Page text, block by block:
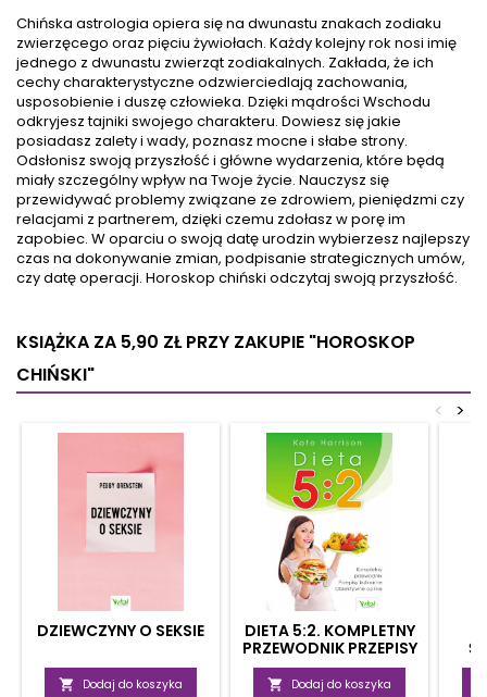
prawdziwemu rozwojowi
duchowemu. Dzięki tej
lekturze dowiesz się, jak
praktyki duchowe, takie jak
czantowanie czy medytacje,
pomogły Tinie Turner
poradzić sobie z wieloma...
narzędzie pracy każdego
astrologa. Dzięki tej książce
będziesz wiedział, jak
precyzyjnie wyznaczać domy
horoskopu według
wszystkich stosowanych
aktualnie...
Chińska astrologia opiera się na dwunastu znakach zodiaku
zwierzęcego oraz pięciu żywiołach. Każdy kolejny rok nosi imię
jednego z dwunastu zwierząt zodiakalnych. Zakłada, że ich
cechy charakterystyczne odzwierciedlają zachowania,
usposobienie i duszę człowieka. Dzięki mądrości Wschodu
odkryjesz tajniki swojego charakteru. Dowiesz się jakie
posiadasz zalety i wady, poznasz mocne i słabe strony.
Odsłonisz swoją przyszłość i główne wydarzenia, które będą
miały szczególny wpływ na Twoje życie. Nauczysz się
przewidywać problemy związane ze zdrowiem, pieniędzmi czy
relacjami z partnerem, dzięki czemu zdołasz w porę im
zapobiec. W oparciu o swoją datę urodzin wybierzesz najlepszy
czas na dokonywanie zmian, podpisanie strategicznych umów,
czy datę operacji. Horoskop chiński odczytaj swoją przyszłość.
KSIĄŻKA ZA 5,90 ZŁPRZY ZAKUPIE "HOROSKOP
CHIŃSKI"
>
<
DZIEWCZYNY O SEKSIE
 Dodaj do koszyka
DIETA 5:2. KOMPLETNY
PRZEWODNIK PRZEPISY
KULINARNE,
OBIEKTYWNE OPINIE
 Dodaj do koszyka